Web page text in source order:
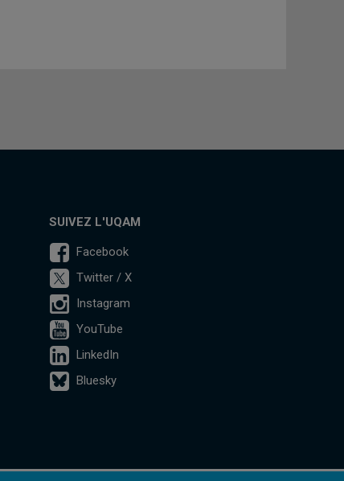
SUIVEZ L'UQAM
Facebook
Twitter / X
Instagram
YouTube
LinkedIn
Bluesky